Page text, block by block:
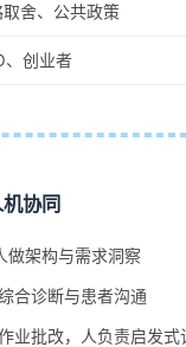
舍、公共政策
、创业者
协同
做架构与需求洞察
合诊断与患者沟通
业批改，人负责启发